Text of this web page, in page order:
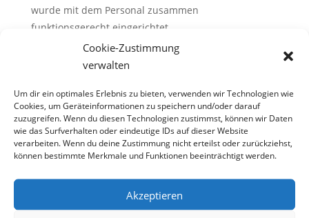
Cookie-Zustimmung
verwalten
Um dir ein optimales Erlebnis zu bieten, verwenden wir Technologien wie
Cookies, um Geräteinformationen zu speichern und/oder darauf
zuzugreifen. Wenn du diesen Technologien zustimmst, können wir Daten
wie das Surfverhalten oder eindeutige IDs auf dieser Website
verarbeiten. Wenn du deine Zustimmung nicht erteilst oder zurückziehst,
können bestimmte Merkmale und Funktionen beeinträchtigt werden.
Akzeptieren
wurde mit dem Personal zusammen
funktionsgerecht eingerichtet.